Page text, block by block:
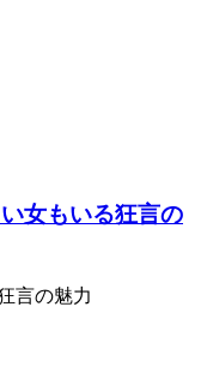
女もいる狂言の
言の魅力